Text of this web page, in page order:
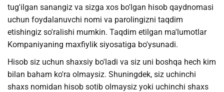
tug'ilgan sanangiz va sizga xos bo'lgan hisob qaydnomasi
uchun foydalanuvchi nomi va parolingizni taqdim
etishingiz so'ralishi mumkin. Taqdim etilgan ma'lumotlar
Kompaniyaning maxfiylik siyosatiga bo'ysunadi.
Hisob siz uchun shaxsiy bo'ladi va siz uni boshqa hech kim
bilan baham ko'ra olmaysiz. Shuningdek, siz uchinchi
shaxs nomidan hisob sotib olmaysiz yoki uchinchi shaxs